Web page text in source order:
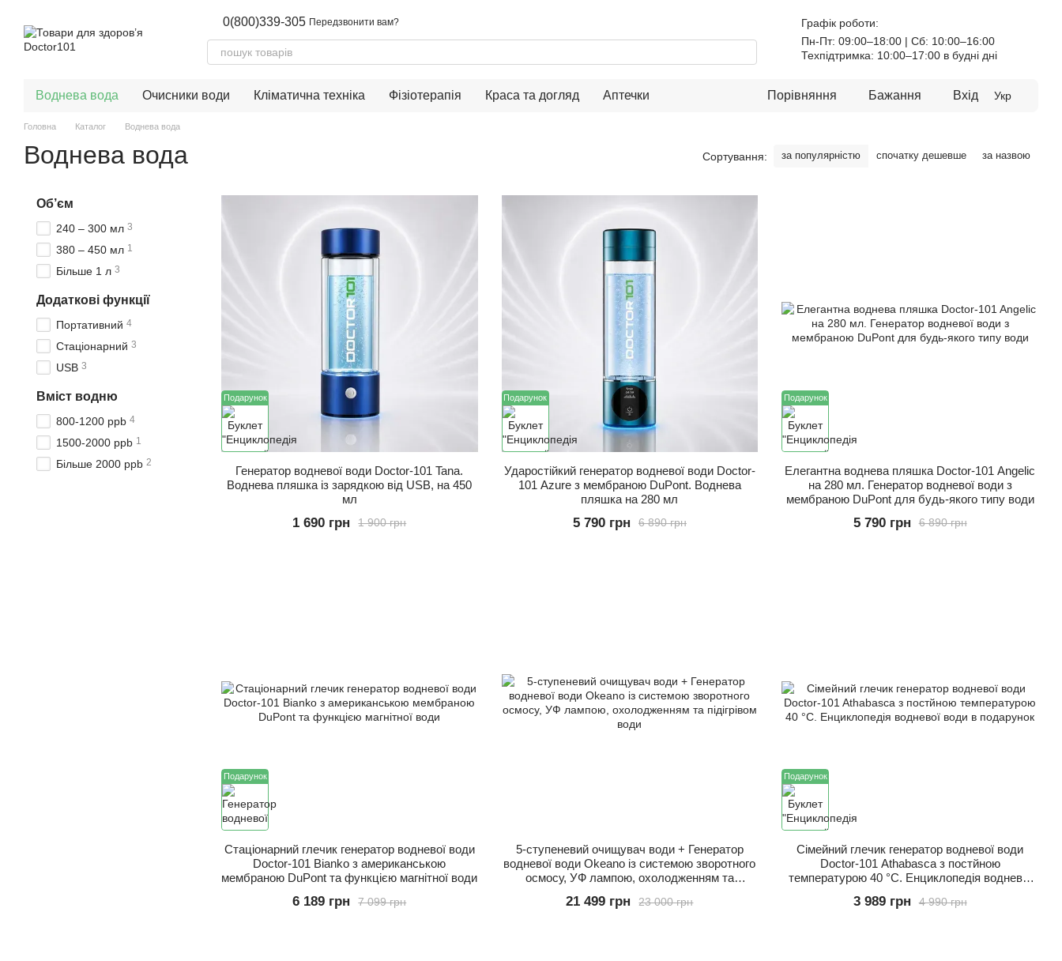
0(800)339-305 Передзвонити вам?
Графік роботи:
Пн-Пт: 09:00–18:00 | Сб: 10:00–16:00
Техпідтримка: 10:00–17:00 в будні дні
Воднева вода Очисники води Кліматична техніка Фізіотерапія Краса та догляд Аптечки Порівняння Бажання Вхід Укр
Головна Каталог Воднева вода
Воднева вода Сортування: за популярністю спочатку дешевше за назвою
Подарунок
Генератор водневої води Doctor-101 Tana.
Воднева пляшка із зарядкою від USB, на 450
мл
1 900 грн
1 690 грн
Подарунок
Ударостійкий генератор водневої води Doctor-
101 Azure з мембраною DuPont. Воднева
пляшка на 280 мл
6 890 грн
5 790 грн
Подарунок
Елегантна воднева пляшка Doctor-101 Angelic
на 280 мл. Генератор водневої води з
мембраною DuPont для будь-якого типу води
6 890 грн
5 790 грн
Подарунок
Стаціонарний глечик генератор водневої води
Doctor-101 Bianko з американською
мембраною DuPont та функцією магнітної води
7 099 грн
6 189 грн
5-ступеневий очищувач води + Генератор
водневої води Okeano із системою зворотного
осмосу, УФ лампою, охолодженням та
23 000 грн
21 499 грн
Подарунок
Сімейний глечик генератор водневої води
Doctor-101 Athabasca з постйною
температурою 40 °C. Енциклопедія водневої
4 990 грн
3 989 грн
Об’єм
240 – 300 мл 3
380 – 450 мл 1
Більше 1 л 3
Додаткові функції
Портативний 4
Стаціонарний 3
USB 3
Вміст водню
800-1200 ppb 4
1500-2000 ppb 1
Більше 2000 ppb 2